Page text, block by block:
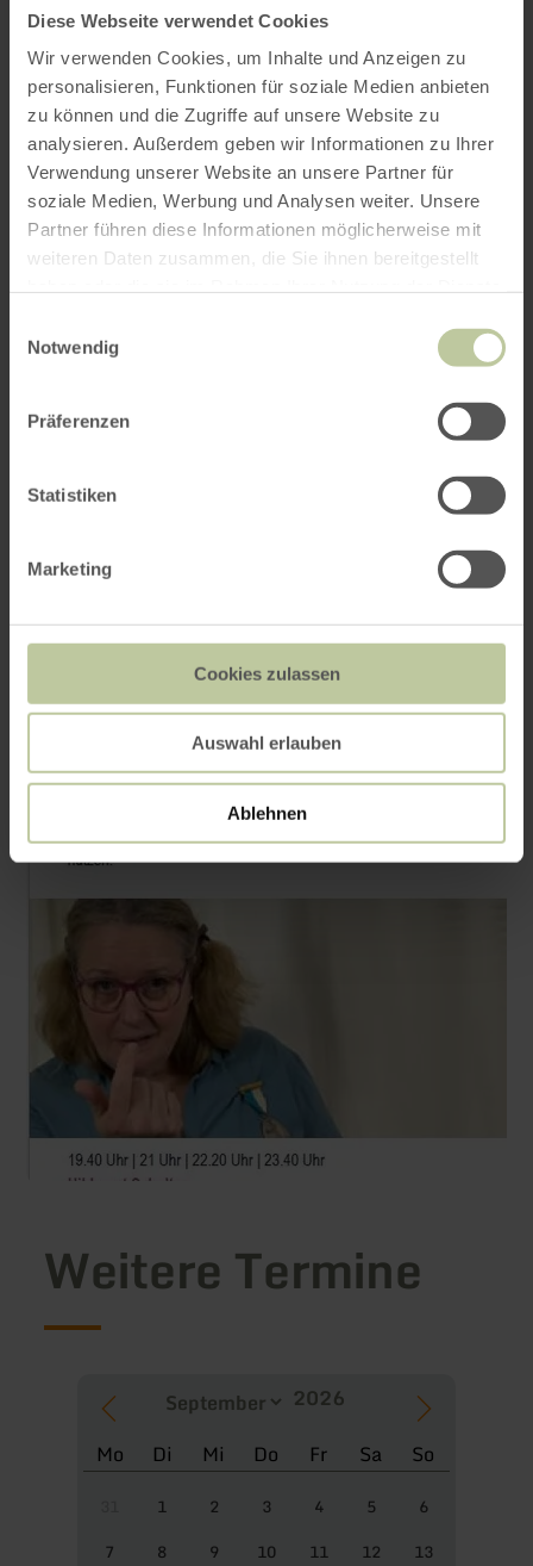
Diese Webseite verwendet Cookies
Wir verwenden Cookies, um Inhalte und Anzeigen zu
personalisieren, Funktionen für soziale Medien anbieten
zu können und die Zugriffe auf unsere Website zu
analysieren. Außerdem geben wir Informationen zu Ihrer
Verwendung unserer Website an unsere Partner für
soziale Medien, Werbung und Analysen weiter. Unsere
Partner führen diese Informationen möglicherweise mit
weiteren Daten zusammen, die Sie ihnen bereitgestellt
Notwendig
Präferenzen
Statistiken
Marketing
Cookies zulassen
Auswahl erlauben
Ablehnen
Uhrzeit: 19.00-0.00 Uhr
Kosten: 19€
Ort: Euskirchen, Innenstadt
Info-Tel.: 02251. 76780
E-Mail: info@casinoverein.eu
Impressionen
Weitere Termine
Mo Di Mi Do Fr Sa So
1 2 3 4 5
6
7
8 9 10 11 12
13